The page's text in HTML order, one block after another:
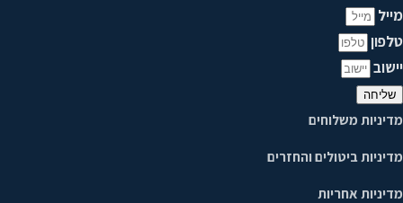
מייל
טלפון
יישוב
שליחה
מדיניות משלוחים
מדיניות ביטולים והחזרים
מדיניות אחריות